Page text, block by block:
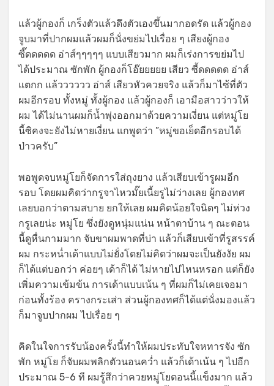
แล้วผู้กองก็ เกร็งตัวแล้วดึงตัวเองขึ้นมากอดรัด แล้วผู้กอง
จูบมาที่ปากผมแล้วผมก็นั่งขย่มไปเรื่อย ๆ เสียงผู้กอง
ซี๊ดดดดด อ่าส์ๆๆๆๆๆ แบบเสียวมาก ผมก็เร่งการขย่มไป
ได้ประมาณ ซักพัก ผู้กองก็โอ๊ยยยยย เสียว ซี้ดดดดด อ่าส์
แตกก แล้วววววว อ่าส์ เสียวหัวควยจริง แล้วก็มาไซ้ที่ตัว
ผมอีกรอบ ทั้งหมู่ ทั้งผู้กอง แล้วผู้กองก็ เอามือสาวว่าวให้
ผม ได้ไม่นานผมก็น้ำพุ่งออกมาด้วยความเงี่ยน แต่หมู่โย
นี้ซิคงจะยังไม่หายเงี่ยน แกพูดว่า ”หมู่ขอเย็ดอีกรอบได้
ป่าวครับ”
พอพูดจบหมู่โยก็จัดการใส่ถุงยาง แล้วเสียบเข้ารูผมอีก
รอบ โดยผมคิดว่ากรูจาไหวมั๊ยเนี้ยรูไม่ว่างเลย ผู้กองทศ
เลยบอกว่าตามสบาย ยกให้เลย ผมคิดน้อยใจนิดๆ ไม่ห่วง
กรูเลยน่ะ หมู่โย ซึ่งยังดูหนุ่มแน่น หน้าตาบ้าน ๆ ณะตอน
นี้ดูหื่นกามมาก จับขาผมพาดที่บ่า แล้วก็เสียบเข้าที่รูสรรค์
ผม กระหน่ำเด้าแบบไม่ยั่งโดยไม่คิดว่าผมจะเป็นยังงัย ผม
ก็ได้แต่บอกว่า ค่อยๆ เด้าก็ได้ ไม่หายไปไหนหรอก แต่ก็ยัง
เพิ่มความเข้มข้น การเด้าแบบเน้น ๆ ที่ผมก็ไม่เคยเจอมา
ก่อนทั้งร้อง ครางกระเส่า ส่วนผู้กองทศก็ได้แต่นั่งมองแล้ว
ก็มาจูบปากผม ไปเรื่อย ๆ
คิดในใจการรับน้องครั้งนี้ทำให้ผมประทับใจหทารจัง ซัก
พัก หมู่โย ก็จับผมพลิกตัวนอนคว่ำ แล้วก็เด้าเน้น ๆ ไปอีก
ประมาณ 5-6 ที ผมรู้สึกว่าควยหมู่โยตอนนี้แข็งมาก แล้ว